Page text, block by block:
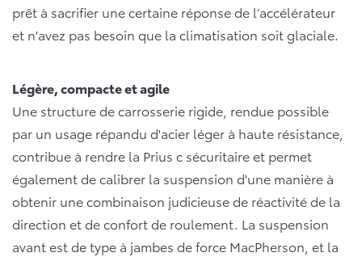
prêt à sacrifier une certaine réponse de l’accélérateur
et n'avez pas besoin que la climatisation soit glaciale.
Légère, compacte et agile
Une structure de carrosserie rigide, rendue possible
par un usage répandu d'acier léger à haute résistance,
contribue à rendre la Prius c sécuritaire et permet
également de calibrer la suspension d'une manière à
obtenir une combinaison judicieuse de réactivité de la
direction et de confort de roulement. La suspension
avant est de type à jambes de force MacPherson, et la